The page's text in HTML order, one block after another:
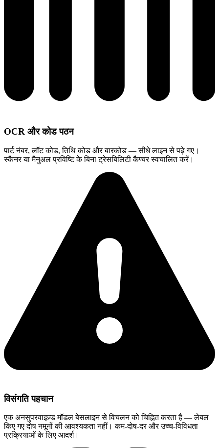
OCR और कोड पठन
पार्ट नंबर, लॉट कोड, तिथि कोड और बारकोड — सीधे लाइन से पढ़े गए।
स्कैनर या मैनुअल प्रविष्टि के बिना ट्रेसबिलिटी कैप्चर स्वचालित करें।
विसंगति पहचान
एक अनसुपरवाइज़्ड मॉडल बेसलाइन से विचलन को चिह्नित करता है — लेबल
किए गए दोष नमूनों की आवश्यकता नहीं। कम-दोष-दर और उच्च-विविधता
प्रक्रियाओं के लिए आदर्श।